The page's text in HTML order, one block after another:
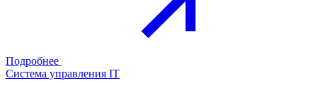
Подробнее
Система управления IT